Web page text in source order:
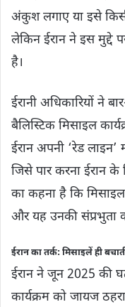
अंकुश लगाए या इसे किसी
लेकिन ईरान ने इस मुद्दे
है।
ईरानी अधिकारियों ने
बैलिस्टिक मिसाइल
ईरान अपनी ‘रेड
जिसे पार करना ईरान के
का कहना है कि मिसाइल
और यह उनकी संप्रभुता
ईरान का तर्क: मिसाइलें ही
ईरान ने जून 2025 की
कार्यक्रम को जायज